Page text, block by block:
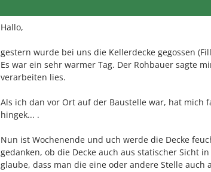
Hallo,
gestern wurde bei uns die Kellerdecke gegossen
Es war ein sehr warmer Tag. Der Rohbauer sagte
verarbeiten lies.
Als ich dan vor Ort auf der Baustelle war, hat mich
hingek... .
Nun ist Wochenende und uch werde die Decke
gedanken, ob die Decke auch aus statischer Sicht
glaube, dass man die eine oder andere Stelle